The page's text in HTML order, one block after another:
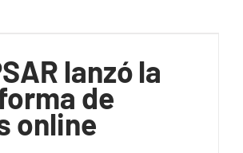
lanzó la
de
online